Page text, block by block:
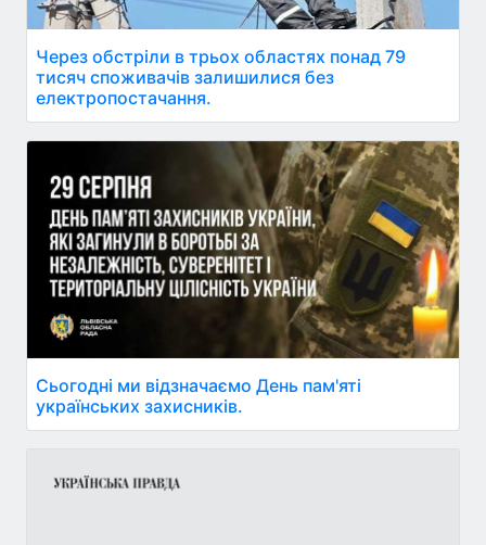
Через обстріли в трьох областях понад 79
тисяч споживачів залишилися без
електропостачання.
Сьогодні ми відзначаємо День пам'яті
українських захисників.